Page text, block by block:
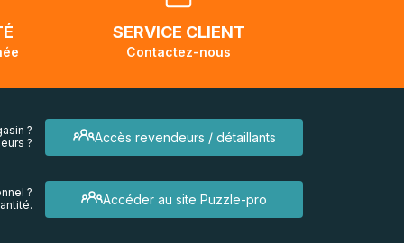
SERVICE CLIENT
Contactez-nous
Accès revendeurs / détaillants
?
?
Accéder au site Puzzle-pro
?